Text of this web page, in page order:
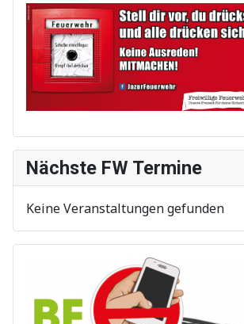
Nächste FW Termine
Keine Veranstaltungen gefunden